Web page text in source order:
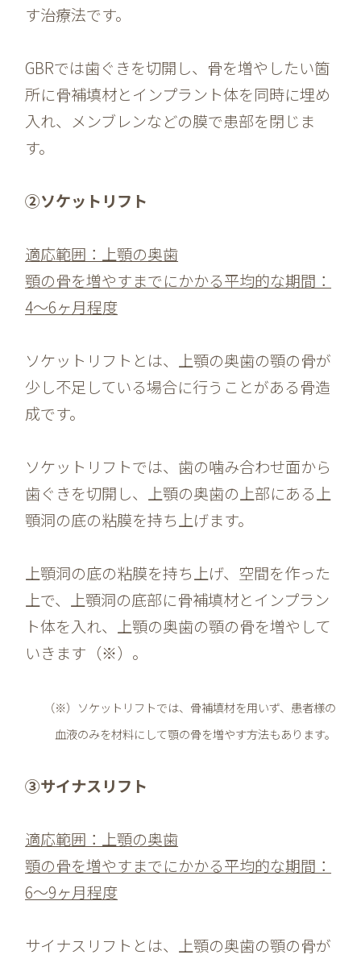
す治療法です。
GBRでは歯ぐきを切開し、骨を増やしたい箇
所に骨補填材とインプラント体を同時に埋め
入れ、メンブレンなどの膜で患部を閉じま
す。
②ソケットリフト
適応範囲：上顎の奥歯
顎の骨を増やすまでにかかる平均的な期間：
4～6ヶ月程度
ソケットリフトとは、上顎の奥歯の顎の骨が
少し不足している場合に行うことがある骨造
成です。
ソケットリフトでは、歯の噛み合わせ面から
歯ぐきを切開し、上顎の奥歯の上部にある上
顎洞の底の粘膜を持ち上げます。
上顎洞の底の粘膜を持ち上げ、空間を作った
上で、上顎洞の底部に骨補填材とインプラン
ト体を入れ、上顎の奥歯の顎の骨を増やして
いきます（※）。
（※）ソケットリフトでは、骨補填材を用いず、患者様の
血液のみを材料にして顎の骨を増やす方法もあります。
③サイナスリフト
適応範囲：上顎の奥歯
顎の骨を増やすまでにかかる平均的な期間：
6～9ヶ月程度
サイナスリフトとは、上顎の奥歯の顎の骨が